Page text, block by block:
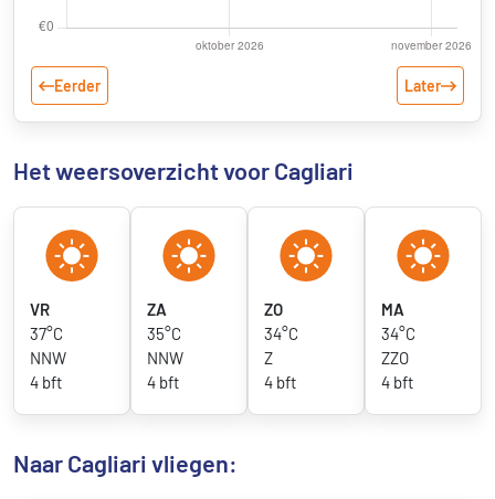
Eerder Later
Het weersoverzicht voor Cagliari
VR
37°C
NNW
4 bft
ZA
35°C
NNW
4 bft
ZO
34°C
Z
4 bft
MA
34°C
ZZO
4 bft
Naar Cagliari vliegen: